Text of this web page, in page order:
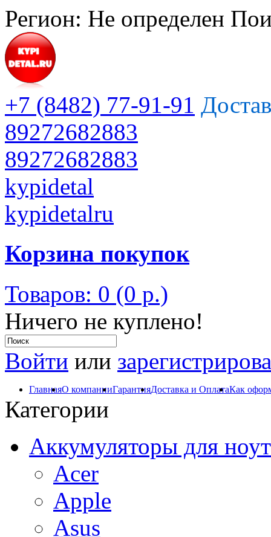
Регион: Не определен
+7 (8482) 77-91-91
89272682883
89272682883
kypidetal
kypidetalru
Корзина покупок
Товаров: 0 (0 р.)
Ничего не куплено!
Войти или
ГлавнаяО компанииГарантияДоставка и ОплатаКак
Категории
Аккумуляторы для
Acer
Apple
Asus